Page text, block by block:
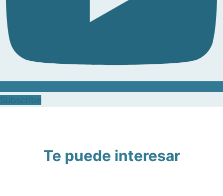
Te puede interesar